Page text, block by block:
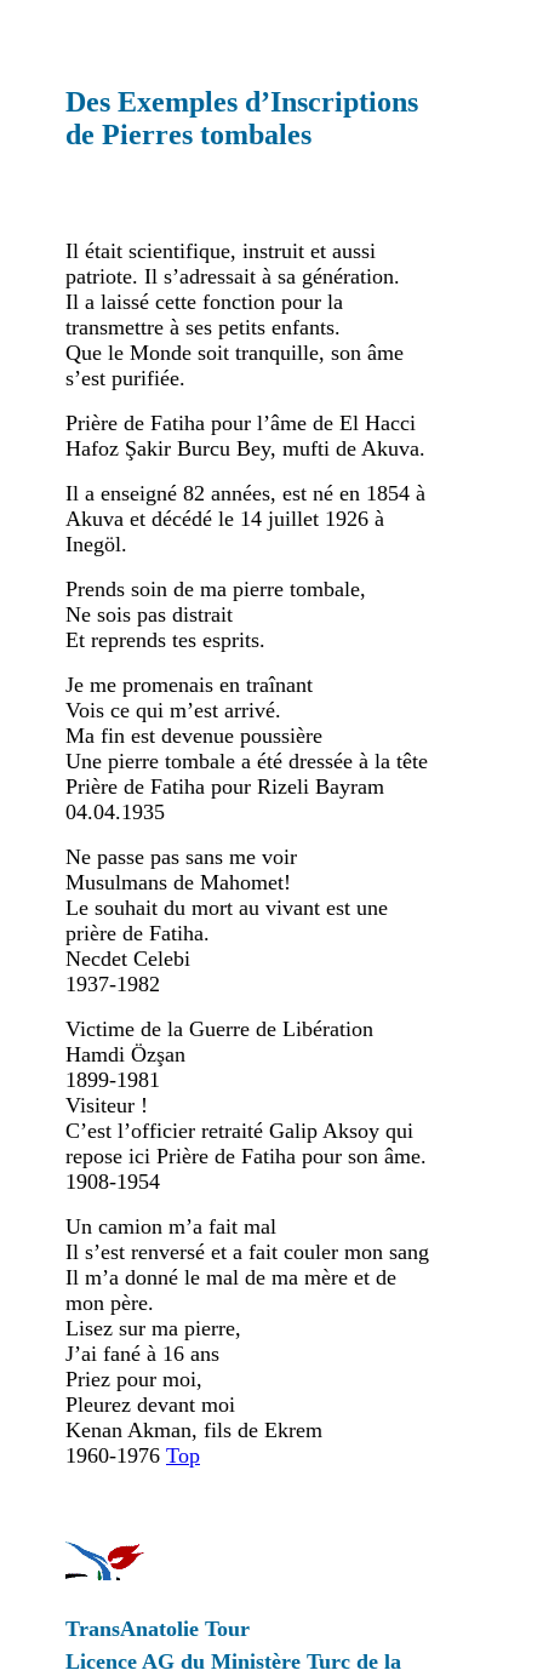
Des Exemples d’Inscriptions
de Pierres tombales
Il était scientifique, instruit et aussi
patriote. Il s’adressait à sa génération.
Il a laissé cette fonction pour la
transmettre à ses petits enfants.
Que le Monde soit tranquille, son âme
s’est purifiée.
Prière de Fatiha pour l’âme de El Hacci
Hafoz Şakir Burcu Bey, mufti de Akuva.
Il a enseigné 82 années, est né en 1854 à
Akuva et décédé le 14 juillet 1926 à
Inegöl.
Prends soin de ma pierre tombale,
Ne sois pas distrait
Et reprends tes esprits.
Je me promenais en traînant
Vois ce qui m’est arrivé.
Ma fin est devenue poussière
Une pierre tombale a été dressée à la tête
Prière de Fatiha pour Rizeli Bayram
04.04.1935
Ne passe pas sans me voir
Musulmans de Mahomet!
Le souhait du mort au vivant est une
prière de Fatiha.
Necdet Celebi
1937-1982
Victime de la Guerre de Libération
Hamdi Özşan
1899-1981
Visiteur !
C’est l’officier retraité Galip Aksoy qui
repose ici Prière de Fatiha pour son âme.
1908-1954
Un camion m’a fait mal
Il s’est renversé et a fait couler mon sang
Il m’a donné le mal de ma mère et de
mon père.
Lisez sur ma pierre,
J’ai fané à 16 ans
Priez pour moi,
Pleurez devant moi
Kenan Akman, fils de Ekrem
1960-1976 Top
TransAnatolie Tour
Licence AG du Ministère Turc de la